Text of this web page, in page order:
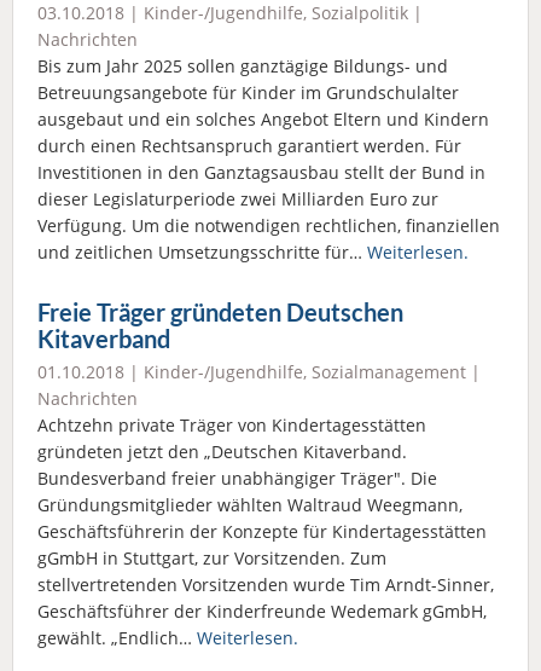
03.10.2018 | Kinder-/Jugendhilfe, Sozialpolitik |
Nachrichten
Bis zum Jahr 2025 sollen ganztägige Bildungs- und
Betreuungsangebote für Kinder im Grundschulalter
ausgebaut und ein solches Angebot Eltern und Kindern
durch einen Rechtsanspruch garantiert werden. Für
Investitionen in den Ganztagsausbau stellt der Bund in
dieser Legislaturperiode zwei Milliarden Euro zur
Verfügung. Um die notwendigen rechtlichen, finanziellen
und zeitlichen Umsetzungsschritte für… Weiterlesen.
Freie Träger gründeten Deutschen
Kitaverband
01.10.2018 | Kinder-/Jugendhilfe, Sozialmanagement |
Nachrichten
Achtzehn private Träger von Kindertagesstätten
gründeten jetzt den „Deutschen Kitaverband.
Bundesverband freier unabhängiger Träger". Die
Gründungsmitglieder wählten Waltraud Weegmann,
Geschäftsführerin der Konzepte für Kindertagesstätten
gGmbH in Stuttgart, zur Vorsitzenden. Zum
stellvertretenden Vorsitzenden wurde Tim Arndt-Sinner,
Geschäftsführer der Kinderfreunde Wedemark gGmbH,
gewählt. „Endlich… Weiterlesen.